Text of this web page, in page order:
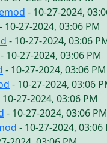
- 10-27-2024,
- 10-27-2024, 03:06 PM
- 10-27-2024, 03:06
- 10-27-2024, 03:06 PM
- 10-27-2024, 03:06 PM
- 10-27-2024, 03:06
10-27-2024, 03:06 PM
- 10-27-2024, 03:06 PM
- 10-27-2024, 03:06